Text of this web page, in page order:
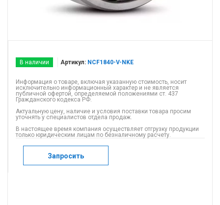
В наличии Артикул: NCF1840-V-NKE
Информация о товаре, включая указанную стоимость, носит
исключительно информационный характер и не является
публичной офертой, определяемой положениями ст. 437
Гражданского кодекса РФ.
Актуальную цену, наличие и условия поставки товара просим
уточнять у специалистов отдела продаж.
В настоящее время компания осуществляет отгрузку продукции
только юридическим лицам по безналичному расчету.
Запросить